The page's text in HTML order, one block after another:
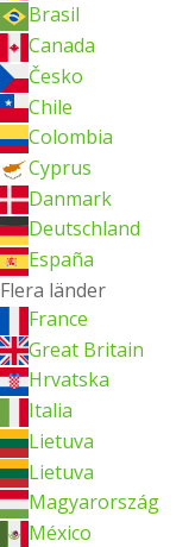
Brasil
Canada
Česko
Chile
Colombia
Cyprus
Danmark
Deutschland
España
Flera länder
France
Great Britain
Hrvatska
Italia
Lietuva
Lietuva
Magyarország
México